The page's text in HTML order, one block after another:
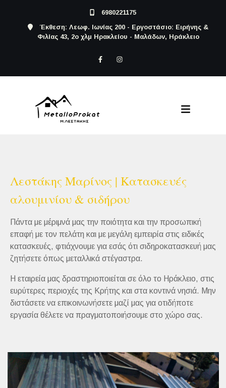
6980221175
Έκθεση: Λεωφ. Ιωνίας 200 - Εργοστάσιο: Ειρήνης &
Φιλίας 43, 2ο χλμ Ηρακλείου - Μαλάδων, Ηράκλειο
Λεστάκης Μαρίνος | Κατασκευές
αλουμινίου & σιδήρου
Πάντα με μέριμνά μας την ποιότητα και την προσωπική
επαφή με τον πελάτη και με μεγάλη εμπειρία στις ειδικές
κατασκευές, φτιάχνουμε για εσάς ότι σιδηροκατασκευή μας
ζητήσετε όπως μεταλλικά στέγαστρα.
Η εταιρεία μας δραστηριοποιείται σε όλο το Ηράκλειο, στις
ευρύτερες περιοχές της Κρήτης και στα κοντινά νησιά. Μην
διστάσετε να επικοινωνήσετε μαζί μας για οτιδήποτε
εργασία θέλετε να πραγματοποιήσουμε στο χώρο σας.